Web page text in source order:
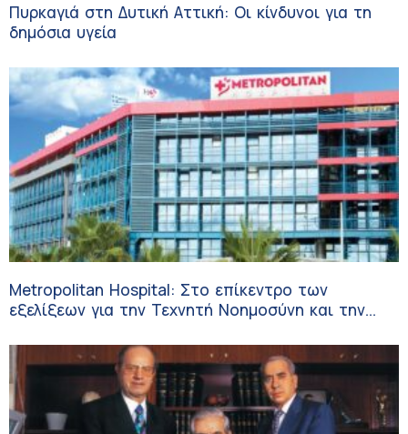
Πυρκαγιά στη Δυτική Αττική: Οι κίνδυνοι για τη
δημόσια υγεία
Metropolitan Hospital: Στο επίκεντρο των
εξελίξεων για την Τεχνητή Νοημοσύνη και την